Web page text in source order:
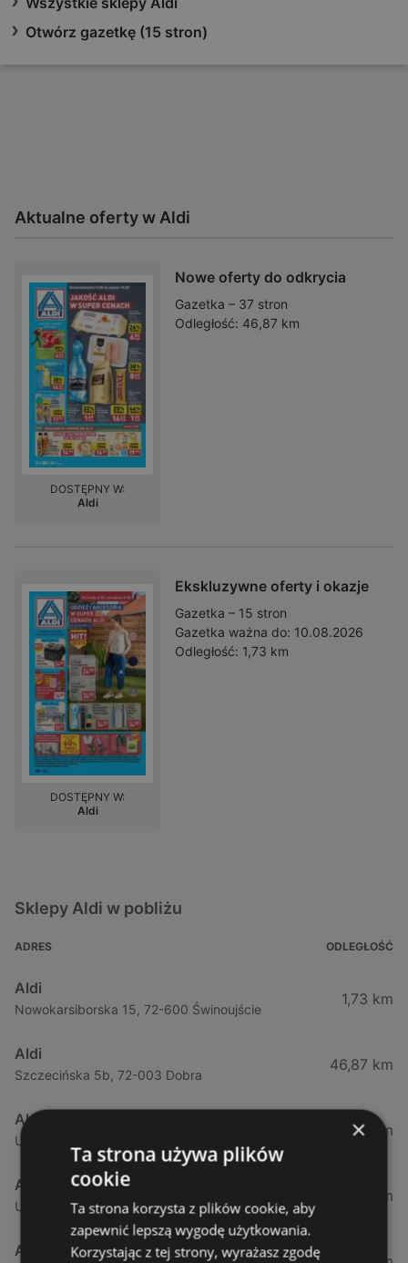
Otwórz gazetkę (15 stron)
Aktualne oferty w Aldi
Nowe oferty do odkrycia
Gazetka – 37 stron
Odległość: 46,87 km
DOSTĘPNY W:
Aldi
Ekskluzywne oferty i okazje
Gazetka – 15 stron
Gazetka ważna do: 10.08.2026
Odległość: 1,73 km
DOSTĘPNY W:
Aldi
Sklepy Aldi w pobliżu
ADRES ODLEGŁOŚĆ
Aldi
Nowokarsiborska 15, 72-600 Świnoujście
1,73 km
Aldi
Szczecińska 5b, 72-003 Dobra
46,87 km
Aldi
Ul. Sobola 1, 71-837 Szczecin
50,37 km
Aldi
Ulica Przyjaciół Żołnierza 128, 71-899 Szczecin
53,27 km
Aldi
×
Ta strona używa plików
cookie
Ta strona korzysta z plików cookie, aby
zapewnić lepszą wygodę użytkowania.
Korzystając z tej strony, wyrażasz zgodę